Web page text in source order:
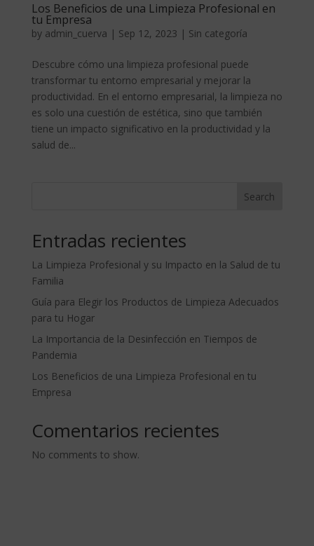
Los Beneficios de una Limpieza Profesional en
tu Empresa
by admin_cuerva | Sep 12, 2023 | Sin categoría
Descubre cómo una limpieza profesional puede
transformar tu entorno empresarial y mejorar la
productividad. En el entorno empresarial, la limpieza no
es solo una cuestión de estética, sino que también
tiene un impacto significativo en la productividad y la
salud de...
Search
Entradas recientes
La Limpieza Profesional y su Impacto en la Salud de tu
Familia
Guía para Elegir los Productos de Limpieza Adecuados
para tu Hogar
La Importancia de la Desinfección en Tiempos de
Pandemia
Los Beneficios de una Limpieza Profesional en tu
Empresa
Comentarios recientes
No comments to show.